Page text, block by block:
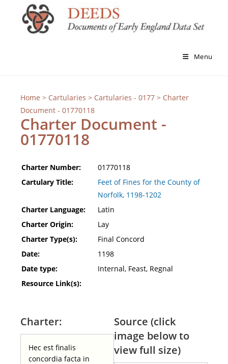
Menu
Home > Cartularies > Cartularies - 0177> Charter
Document - 01770118
Charter Document -
01770118
Charter Number:
01770118
Cartulary Title:
Feet of Fines for the County of
Norfolk, 1198-1202
Charter Language:
Latin
Charter Origin:
Lay
Charter Type(s):
Final Concord
Date:
1198
Date type:
Internal, Feast, Regnal
Resource Link(s):
Charter:
Hec est finalis
concordia facta in
Source (click
image below to
view full size)